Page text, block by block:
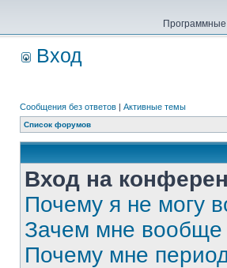
Вход
Сообщения без ответов | Активные темы
Список форумов
Вход на
Почему я не могу
Зачем мне вообще
Почему мне